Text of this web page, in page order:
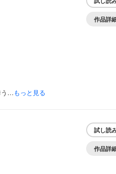
作品詳
う…もっと見る
試し読
作品詳